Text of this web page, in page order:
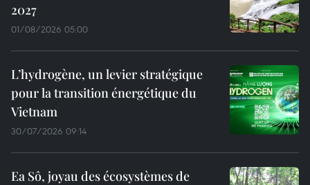
2027
01/08/2026 05:00
L’hydrogène, un levier stratégique
pour la transition énergétique du
Vietnam
30/07/2026 09:14
Ea Sô, joyau des écosystèmes de